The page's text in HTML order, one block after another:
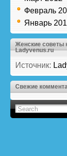
Февраль
Январь
Женские советы
Ladyvenus.ru
Источник:
Свежие